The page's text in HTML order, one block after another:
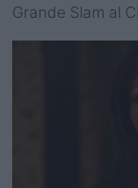
Grande Slam al